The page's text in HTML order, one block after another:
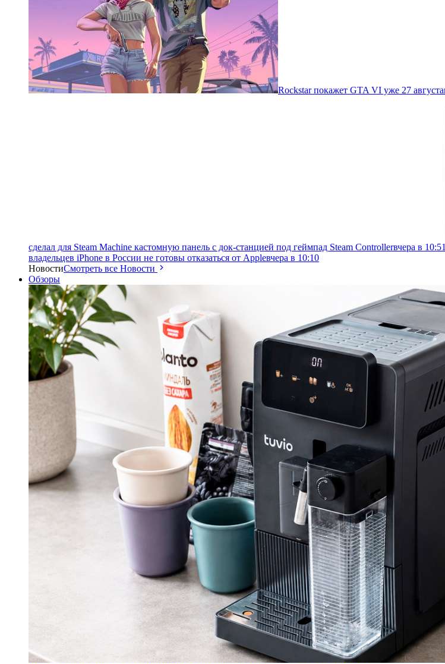
Rockstar покажет GTA VI уже 27 августа
сделал для Steam Machine кастомную панель с док-станцией под геймпад Steam Controllerвчера в 10:51
владельцев iPhone в России не готовы отказаться от Appleвчера в 10:10
НовостиСмотреть все Новости
Обзоры